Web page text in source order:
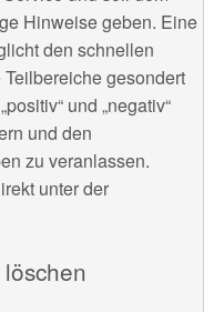
Hinweise geben. Eine
den schnellen
gesondert
und „negativ“
und den
zu veranlassen.
unter der